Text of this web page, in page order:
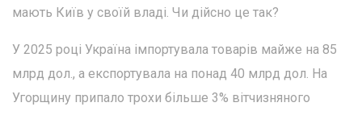
мають Київ у своїй владі. Чи дійсно це так?
У 2025 році Україна імпортувала товарів майже на 85
млрд дол., а експортувала на понад 40 млрд дол. На
Угорщину припало трохи більше 3% вітчизняного